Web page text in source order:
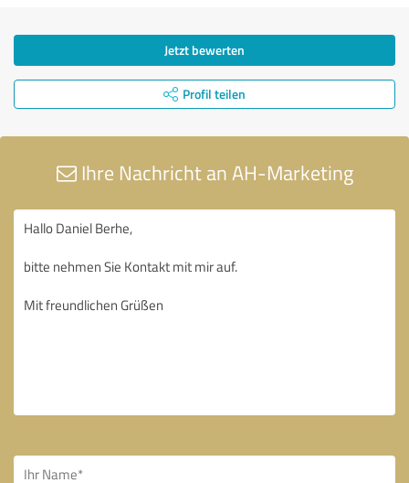
Jetzt bewerten
Profil teilen
Ihre Nachricht an AH-Marketing